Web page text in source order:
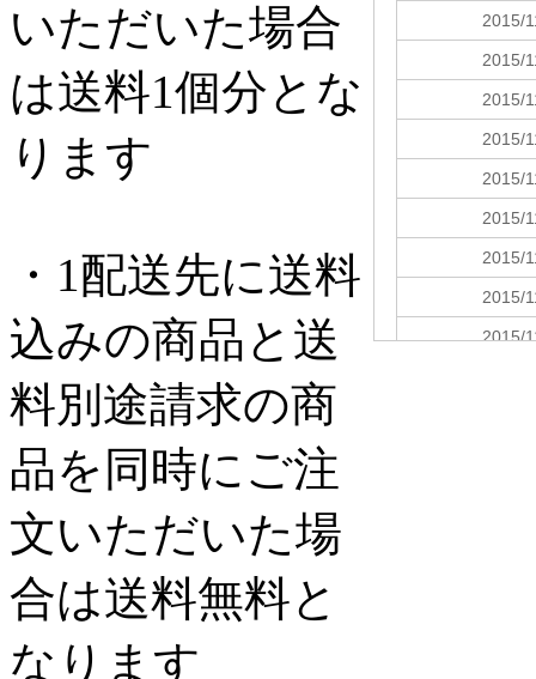
いただいた場合
は送料1個分とな
ります
・1配送先に送料
込みの商品と送
料別途請求の商
品を同時にご注
文いただいた場
合は送料無料と
なります